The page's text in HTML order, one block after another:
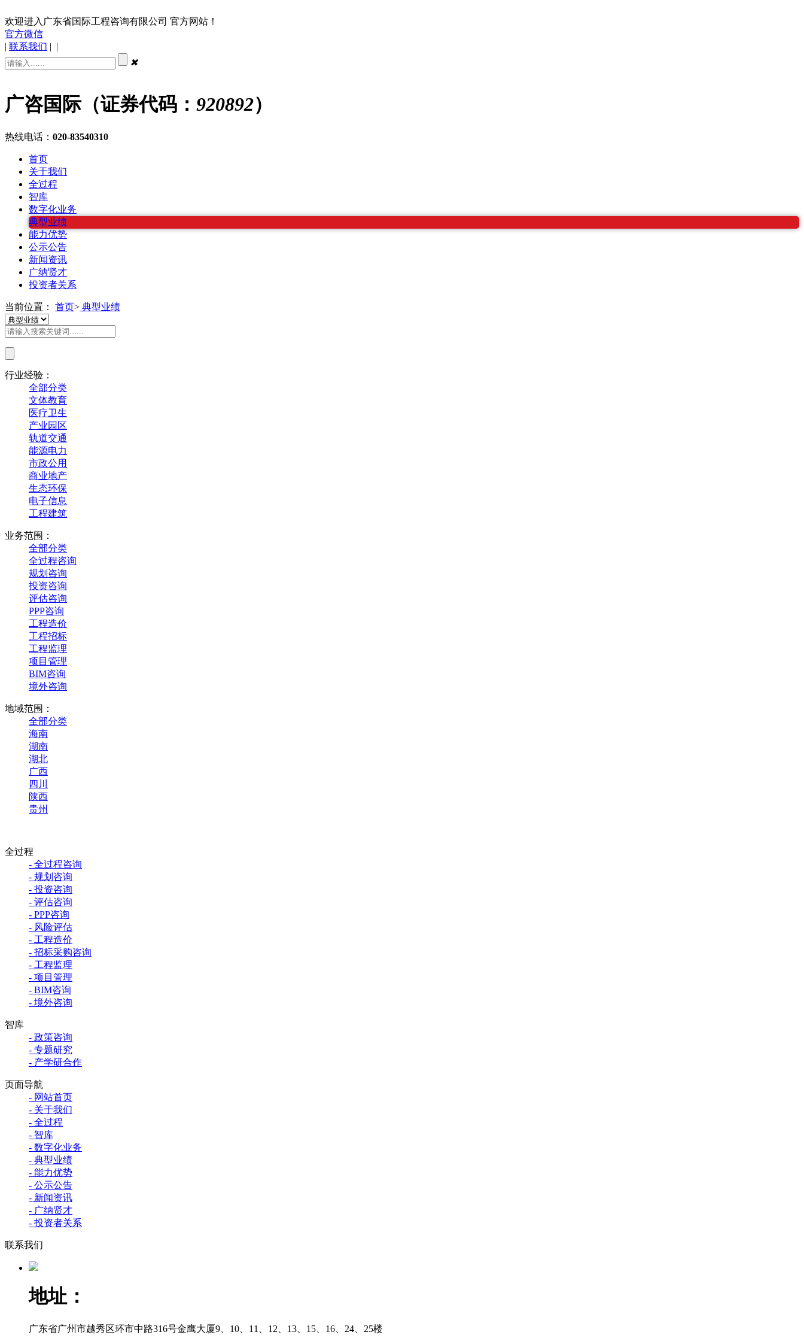
欢迎进入广东省国际工程咨询有限公司 官方网站！
官方微信
| 联系我们 | |
✖
广咨国际（证券代码： 920892）
热线电话： 020-83540310
首页
关于我们
全过程
智库
数字化业务
典型业绩
能力优势
公示公告
新闻资讯
广纳贤才
投资者关系
当前位置： 首页> 典型业绩
行业经验：
全部分类
文体教育
医疗卫生
产业园区
轨道交通
能源电力
市政公用
商业地产
生态环保
电子信息
工程建筑
业务范围：
全部分类
全过程咨询
规划咨询
投资咨询
评估咨询
PPP咨询
工程造价
工程招标
工程监理
项目管理
BIM咨询
境外咨询
地域范围：
全部分类
海南
湖南
湖北
广西
四川
陕西
贵州
全过程
- 全过程咨询
- 规划咨询
- 投资咨询
- 评估咨询
- PPP咨询
- 风险评估
- 工程造价
- 招标采购咨询
- 工程监理
- 项目管理
- BIM咨询
- 境外咨询
智库
- 政策咨询
- 专题研究
- 产学研合作
页面导航
- 网站首页
- 关于我们
- 全过程
- 智库
- 数字化业务
- 典型业绩
- 能力优势
- 公示公告
- 新闻资讯
- 广纳贤才
- 投资者关系
联系我们
地址：
广东省广州市越秀区环市中路316号金鹰大厦9、10、11、12、13、15、16、24、25楼